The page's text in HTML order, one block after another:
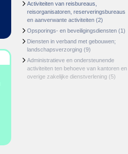
Activiteiten van reisbureaus,
reisorganisatoren, reserveringsbureaus
en aanverwante activiteiten (2)
Opsporings- en beveiligingsdiensten (1)
Diensten in verband met gebouwen;
landschapsverzorging (9)
Administratieve en ondersteunende
activiteiten ten behoeve van kantoren en
overige zakelijke dienstverlening (5)